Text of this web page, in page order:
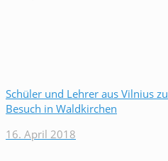
Schüler und Lehrer aus Vilnius zu
Besuch in Waldkirchen
16. April 2018